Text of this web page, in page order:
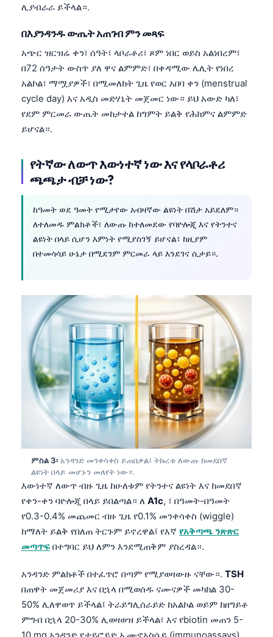
ሊያብራራ ይችላል።.
በእያንዳንዱ ውጤት አጠገብ ምን መጻፍ
አጭር ዝርዝሬ ቀን፣ ሰዓት፣ ላቦራቶሪ፣ ጾም ነበር ወይስ አልነበረም፣
በ72 ሰዓታት ውስጥ ያለ ዋና ልምምድ፣ በቀዳሚው ሌሊት የነበረ
አልኮል፣ ማሟያዎች፣ በሚመለከት ጊዜ የወር አበባ ቀን (menstrual
cycle day) እና አዲስ መድሃኒት መጀመር ነው። ይህ አውድ ካለ፣
የደም ምርመራ ውጤት መከታተል ከግምት ይልቅ የሕክምና ልምምድ
ይሆናል።.
የትኛው ለውጥ እውነተኛ ነው እና የላቦራቶሪ
ጫጫታ ብቻ ነው?
ከዓመት ወደ ዓመት የሚታየው አብዛኛው ልዩነት በሽታ አይደለም።
ለተለመዱ ምልክቶች፣ ለውጡ ከተለመደው የባዮሎጂ እና የትንተና
ልዩነት በላይ ሲሆን እምነት የሚያስገኝ ይሆናል፣ ከዚያም
በተመሳሳይ ሁኔታ በሚደገም ምርመራ ላይ እንደገና ሲታይ።.
ምስል 3፡ አንዳንድ መንቀሳቀስ ይጠበቃል፤ ትኩረቱ ለውጡ ከመደበኛ
ልዩነት በላይ መሆኑን መለየት ነው።.
እውነተኛ ለውጥ ብዙ ጊዜ ከሁለቱም የትንተና ልዩነት እና ከመደበኛ
የቀን-ቀን ባዮሎጂ በላይ ይበልጣል። ለ A1c, ፣ በዓመት-በዓመት
የ0.3-0.4% መጨመር ብዙ ጊዜ የ0.1% መንቀሳቀስ (wiggle)
ከማለት ይልቅ የበለጠ ትርጉም ይኖረዋል፤ የእኛ የአቅጣጫ ንጽጽር
መጣጥፍበተግባር ይህ ለምን እንደሚጠቅም ያስረዳል።.
አንዳንድ ምልክቶች በተፈጥሮ በጣም የሚያወዛውዙ ናቸው።. TSH
በጠዋት መጀመሪያ እና በኋላ በሚወሰዱ ናሙናዎች መካከል 30-
50% ሊለዋወጥ ይችላል፤ ትራይግሊሰራይድ ከአልኮል ወይም ከዘግይቶ
ምግብ በኋላ 20-30% ሊወዛወዝ ይችላል፣ እና የbiotin መጠን 5-
10 mg አንዳንድ የታይሮይድ ኢሙኖአስሴይ (immunoassays)